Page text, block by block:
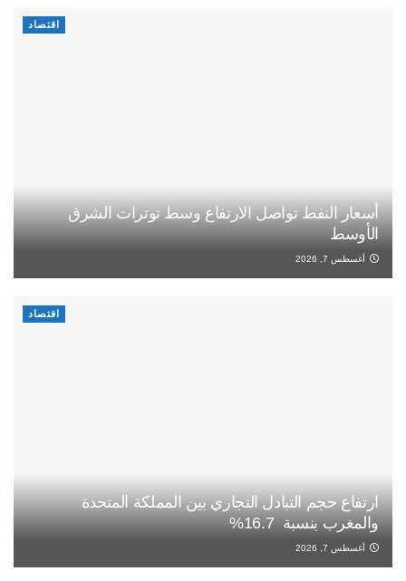
اقتصاد
أسعار النفط تواصل الارتفاع وسط توترات الشرق
الأوسط
أغسطس 7, 2026
اقتصاد
ارتفاع حجم التبادل التجاري بين المملكة المتحدة
والمغرب بنسبة 16.7%
أغسطس 7, 2026